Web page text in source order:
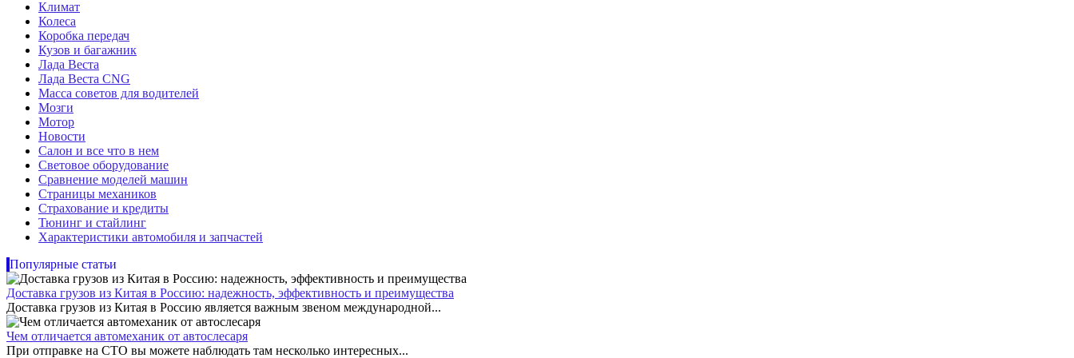
Климат
Колеса
Коробка передач
Кузов и багажник
Лада Веста
Лада Веста CNG
Масса советов для водителей
Мозги
Мотор
Новости
Салон и все что в нем
Световое оборудование
Сравнение моделей машин
Страницы механиков
Страхование и кредиты
Тюнинг и стайлинг
Характеристики автомобиля и запчастей
Популярные статьи
Доставка грузов из Китая в Россию: надежность, эффективность и преимущества
Доставка грузов из Китая в Россию является важным звеном международной...
Чем отличается автомеханик от автослесаря
При отправке на СТО вы можете наблюдать там несколько интересных...